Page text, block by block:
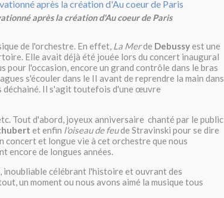
après la création d'Au coeur de Paris
de l'orchestre. En effet, La Merde Debussyest une
Elle avait déjà été jouée lors du concert inaugural
pour l'occasion, encore un grand contrôle dans le bras
s'écouler dans le II avant de reprendre la main dans
déchainé. Il s'agit toutefois d'une œuvre
Tout d'abord, joyeux anniversaire chanté par le public
et enfin l'oiseau de feude Stravinski pour se dire
concert et longue vie à cet orchestre que nous
encore de longues années.
inoubliable célébrant l'histoire et ouvrant des
un moment ou nous avons aimé la musique tous